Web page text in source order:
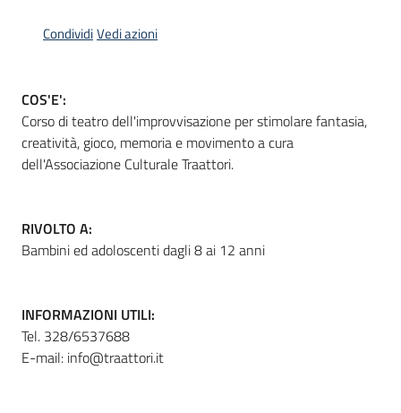
famiglie
Informazioni
locali
Newsletter
CondividiVedi azioni
COS'E':
Corso di teatro dell'improvvisazione per stimolare fantasia,
creatività, gioco, memoria e movimento a cura
dell'Associazione Culturale Traattori.
RIVOLTO A:
Bambini ed adoloscenti dagli 8 ai 12 anni
INFORMAZIONI UTILI:
Tel. 328/6537688
E-mail: info@traattori.it